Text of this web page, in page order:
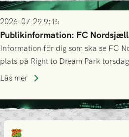
2026-07-29 9:15
Publikinformation: FC
Information för dig som ska se FC
plats på Right to Dream Park
Läs mer